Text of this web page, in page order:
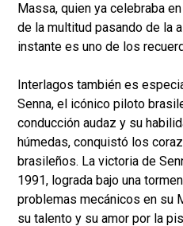
Massa, quien ya celebraba
de la multitud pasando de la
instante es uno de los
Interlagos también es
Senna, el icónico piloto
conducción audaz y su
húmedas, conquistó los
brasileños. La victoria de
1991, lograda bajo una
problemas mecánicos en su
su talento y su amor por la